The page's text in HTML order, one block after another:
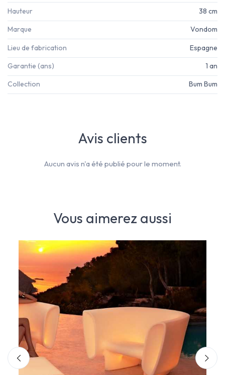
Hauteur 38 cm
Marque Vondom
Lieu de fabrication Espagne
Garantie (ans) 1 an
Collection Bum Bum
Vous aimerez aussi
Avis clients
Aucun avis n'a été publié pour le moment.